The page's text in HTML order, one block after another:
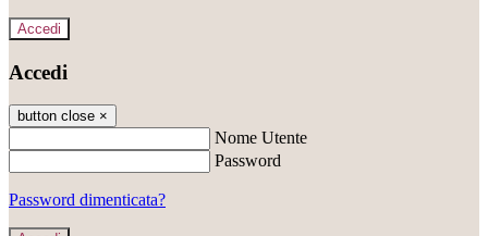
Accedi
Accedi
button close ×
Nome Utente
Password
Password dimenticata?